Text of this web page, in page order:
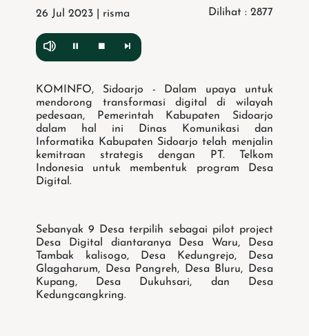
26 Jul 2023 | risma Dilihat : 2877
KOMINFO, Sidoarjo - Dalam upaya untuk
mendorong transformasi digital di wilayah
pedesaan, Pemerintah Kabupaten Sidoarjo
dalam hal ini Dinas Komunikasi dan
Informatika Kabupaten Sidoarjo telah menjalin
kemitraan strategis dengan PT. Telkom
Indonesia untuk membentuk program Desa
Digital.
Sebanyak 9 Desa terpilih sebagai pilot project
Desa Digital diantaranya Desa Waru, Desa
Tambak kalisogo, Desa Kedungrejo, Desa
Glagaharum, Desa Pangreh, Desa Bluru, Desa
Kupang, Desa Dukuhsari, dan Desa
Kedungcangkring.